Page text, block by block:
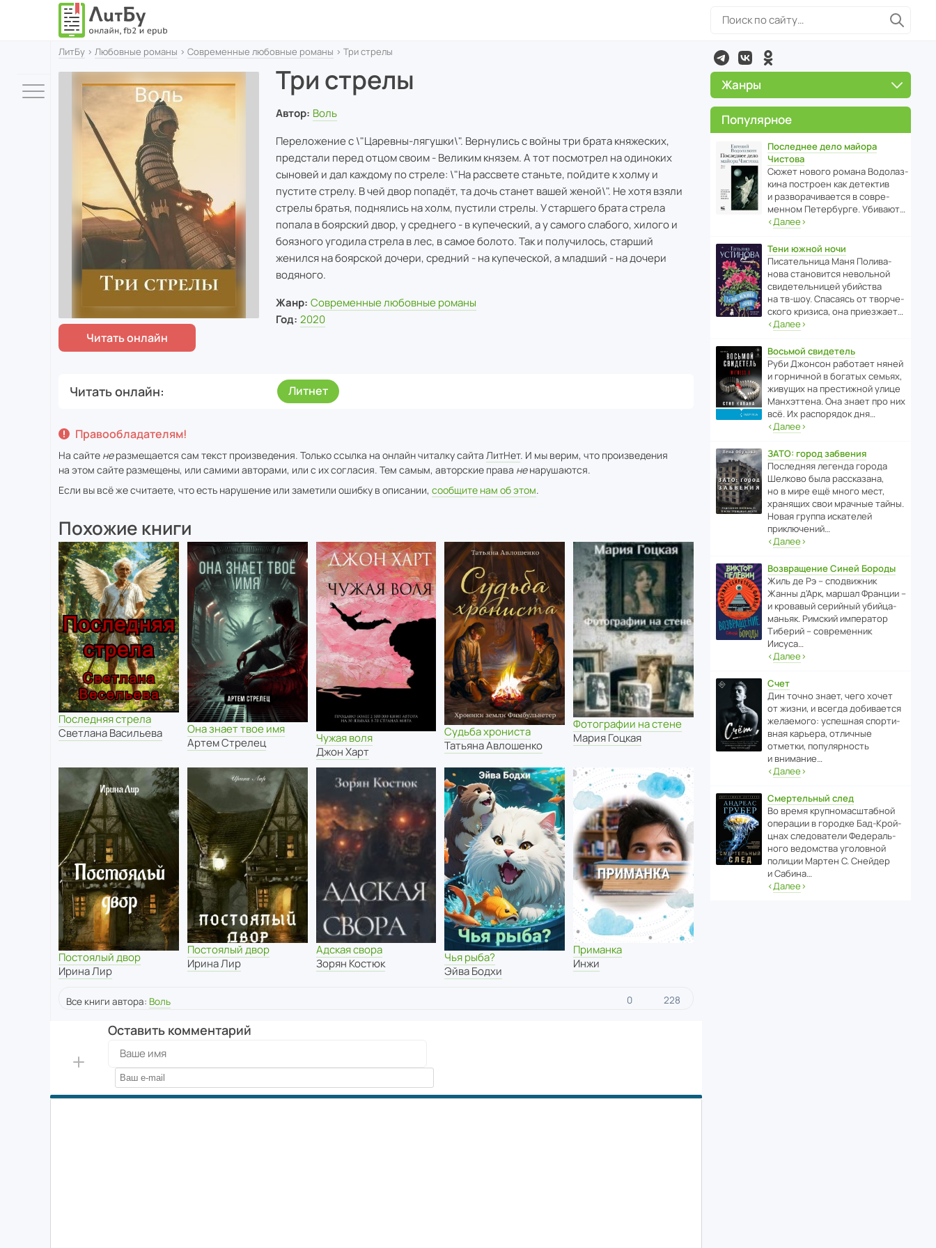
ЛитБу › Любовные романы › Современные любовные романы › Три стрелы
Три стрелы
Автор: Воль
Переложение с \"Царевны-лягушки\". Вернулись с войны три брата княжеских,
предстали перед отцом своим - Великим князем. А тот посмотрел на одиноких
сыновей и дал каждому по стреле: \"На рассвете станьте, пойдите к холму и
пустите стрелу. В чей двор попадёт, та дочь станет вашей женой\". Не хотя взяли
стрелы братья, поднялись на холм, пустили стрелы. У старшего брата стрела
попала в боярский двор, у среднего - в купеческий, а у самого слабого, хилого и
боязного угодила стрела в лес, в самое болото. Так и получилось, старший
женился на боярской дочери, средний - на купеческой, а младший - на дочери
водяного.
Жанр: Современные любовные романы
Год: 2020
Читать онлайн Литнет
Правообладателям!
На сайте неразмещается сам текст произведения. Только ссылка на онлайн читалку сайта ЛитНет. И мы верим, что произведения
на этом сайте размещены, или самими авторами, или с их согласия. Тем самым, авторские права ненарушаются.
Если вы всё же считаете, что есть нарушение или заметили ошибку в описании, сообщите нам об этом.
Похожие книги
Последняя стрела
Светлана Васильева
Она знает твое имя
Артем Стрелец
Чужая воля
Джон Харт
Судьба хрониста
Татьяна Авлошенко
Фотографии на стене
Мария Гоцкая
Постоялый двор
Ирина Лир
Постоялый двор
Ирина Лир
Адская свора
Зорян Костюк
Чья рыба?
Эйва Бодхи
Приманка
Инжи
Все книги автора: Воль 0 228
Оставить комментарий
Жанры
Популярное
Последнее дело майора
Чистова
Сюжет нового романа Водо­ла­з­
кина пост­роен как дете­ктив
и разво­ра­чи­ва­ется в совре­
менном Пете­р­бурге. Убивают…
‹Далее›
Тени южной ночи
Писа­тель­ница Маня Поли­ва­
нова стано­вится невольной
свиде­тель­ницей убийства
на тв-шоу. Спасаясь от твор­че­
с­кого кризиса, она приезжает…
‹Далее›
Восьмой свидетель
Руби Джонсон рабо­тает няней
и горни­чной в богатых семьях,
живущих на прес­ти­жной улице
Манх­эт­тена. Она знает про них
всё. Их распо­рядок дня…
‹Далее›
ЗАТО: город забвения
После­дняя легенда города
Шелково была расска­зана,
но в мире ещё много мест,
хранящих свои мрачные тайны.
Новая группа иска­телей
приключений…
‹Далее›
Возвращение Синей Бороды
Жиль де Рэ – спод­ви­жник
Жанны д’Арк, маршал Франции –
и кровавый серийный убийца-
маньяк. Римский импе­ратор
Тиберий – совре­менник
Иисуса…
‹Далее›
Счет
Дин точно знает, чего хочет
от жизни, и всегда доби­ва­ется
жела­е­мого: успе­шная спор­ти­
вная карьера, отли­чные
отметки, попу­ля­р­ность
и внимание…
‹Далее›
Смертельный след
Во время круп­но­мас­ш­та­бной
операции в городке Бад‑Крой­
цнах следо­ва­тели Феде­раль­
ного ведомства уголо­вной
полиции Мартен С. Снейдер
и Сабина…
‹Далее›